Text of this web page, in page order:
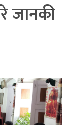
जानकी